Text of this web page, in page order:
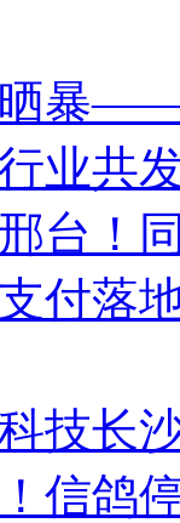
暴——
业共
台！
付落
技长
信鸽